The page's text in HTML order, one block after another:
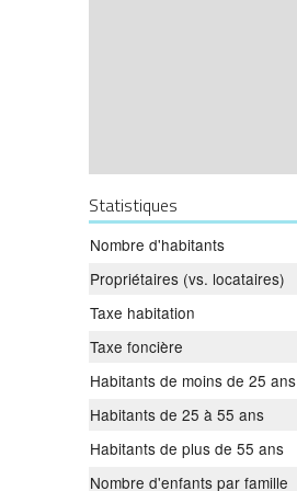
Statistiques
Nombre d'habitants
Propriétaires (vs. locataires)
Taxe habitation
Taxe foncière
Habitants de moins de 25 ans
Habitants de 25 à 55 ans
Habitants de plus de 55 ans
Nombre d'enfants par famille